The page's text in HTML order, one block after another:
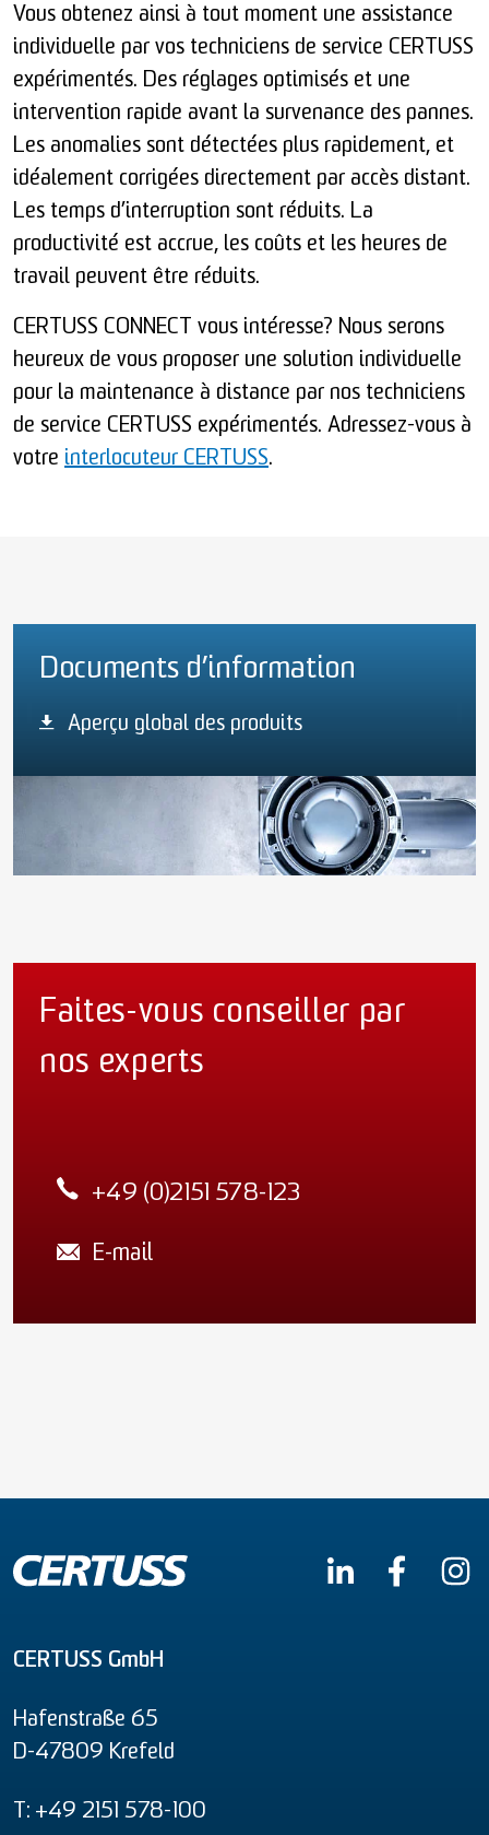
Vous obtenez ainsi à tout moment une assistance
individuelle par vos techniciens de service CERTUSS
expérimentés. Des réglages optimisés et une
intervention rapide avant la survenance des pannes.
Les anomalies sont détectées plus rapidement, et
idéalement corrigées directement par accès distant.
Les temps d’interruption sont réduits. La
productivité est accrue, les coûts et les heures de
travail peuvent être réduits.
CERTUSS CONNECT vous intéresse? Nous serons
heureux de vous proposer une solution individuelle
pour la maintenance à distance par nos techniciens
de service CERTUSS expérimentés. Adressez-vous à
votre interlocuteur CERTUSS.
Documents d’information
Aperçu global des produits
Faites-vous conseiller par
nos experts
+49 (0)2151 578-123
E-mail
CERTUSS GmbH
Hafenstraße 65
D-47809 Krefeld
T: +49 2151 578-100